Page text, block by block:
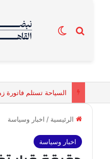
بحث عنالوضع المظلم
الرئيسية / اخبار وسياسة
اخبار وسياسة